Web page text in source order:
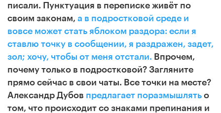
писали. Пунктуация в переписке живёт по
своим законам, а в подростковой среде и
вовсе может стать яблоком раздора: если я
ставлю точку в сообщении, я раздражен, задет,
зол; хочу, чтобы от меня отстали. Впрочем,
почему только в подростковой? Загляните
прямо сейчас в свои чаты. Все точки на месте?
Александр Дубов предлагает поразмышлять о
том, что происходит со знаками препинания и